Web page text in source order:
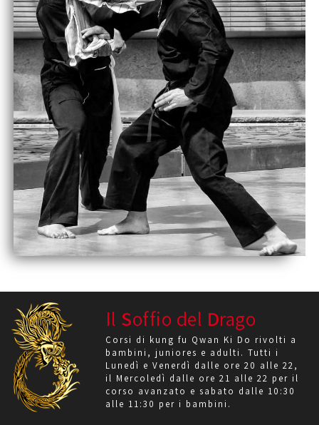
Il Soffio del Drago
Corsi di kung fu Qwan Ki Do rivolti a
bambini, juniores e adulti. Tutti i
Lunedì e Venerdì dalle ore 20 alle 22,
il Mercoledì dalle ore 21 alle 22 per il
corso avanzato e sabato dalle 10:30
alle 11:30 per i bambini.